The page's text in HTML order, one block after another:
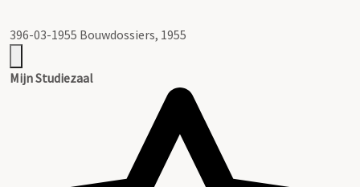
396-03-1955 Bouwdossiers, 1955
Mijn Studiezaal